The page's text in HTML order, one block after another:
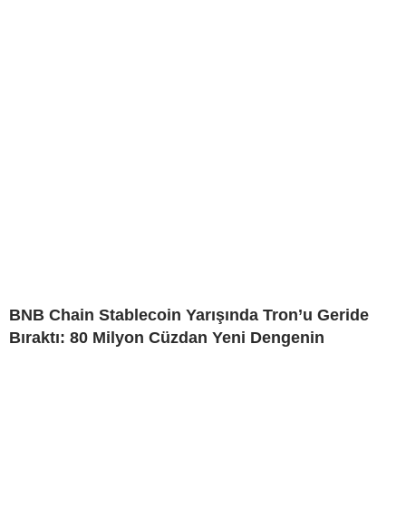
BNB Chain Stablecoin Yarışında Tron’u Geride
Bıraktı: 80 Milyon Cüzdan Yeni Dengenin